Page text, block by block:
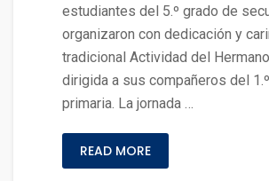
estudiantes del 5.º grado de
organizaron con dedicación y
tradicional Actividad del
dirigida a sus compañeros del
primaria. La jornada …
READ MORE